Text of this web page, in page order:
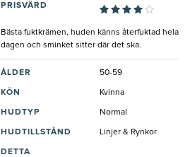
PRISVÄRD
Bästa fuktkrämen, huden känns återfuktad hela
dagen och sminket sitter där det ska.
ÅLDER 50-59
KÖN Kvinna
HUDTYP Normal
HUDTILLSTÅND Linjer & Rynkor
DETTA